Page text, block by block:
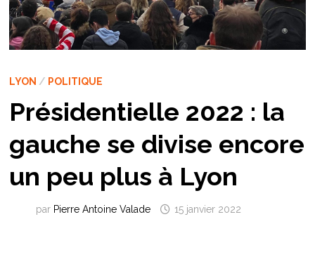
LYON / POLITIQUE
Présidentielle 2022 : la
gauche se divise encore
un peu plus à Lyon
par Pierre Antoine Valade 15 janvier 2022